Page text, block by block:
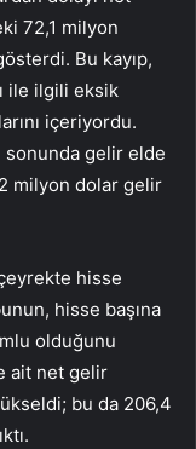
72,1 milyon
Bu kayıp,
ile ilgili eksik
içeriyordu.
sonunda gelir elde
milyon dolar gelir
hisse
hisse başına
olduğunu
ait net gelir
bu da 206,4